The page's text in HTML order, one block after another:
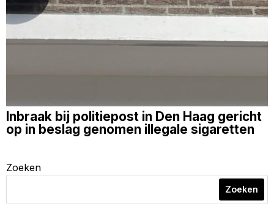
Inbraak bij politiepost in Den Haag gericht
op in beslag genomen illegale sigaretten
Zoeken
Zoeken